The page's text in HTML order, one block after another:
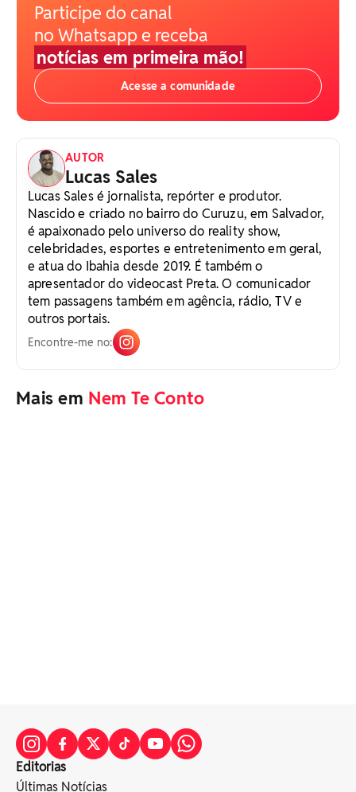
Participe do canal
no Whatsapp e receba
notícias em primeira mão!
Acesse a comunidade
AUTOR
Lucas Sales
Lucas Sales é jornalista, repórter e produtor.
Nascido e criado no bairro do Curuzu, em Salvador,
é apaixonado pelo universo do reality show,
celebridades, esportes e entretenimento em geral,
e atua do Ibahia desde 2019. É também o
apresentador do videocast Preta. O comunicador
tem passagens também em agência, rádio, TV e
outros portais.
Encontre-me no:
Mais em Nem Te Conto
Editorias
Últimas Notícias